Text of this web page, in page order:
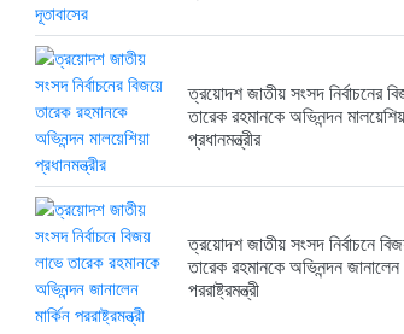
ত্রয়োদশ জাতীয় সংসদ নির্বাচনের
ত্রয়োদশ জাতীয় সংসদ নির্বাচনের
তারেক রহমানকে অভিনন্দন
প্রধানমন্ত্রীর
ত্রয়োদশ জাতীয় সংসদ নির্বাচনে
তারেক রহমানকে অভিনন্দন জানালেন
পররাষ্ট্রমন্ত্রী